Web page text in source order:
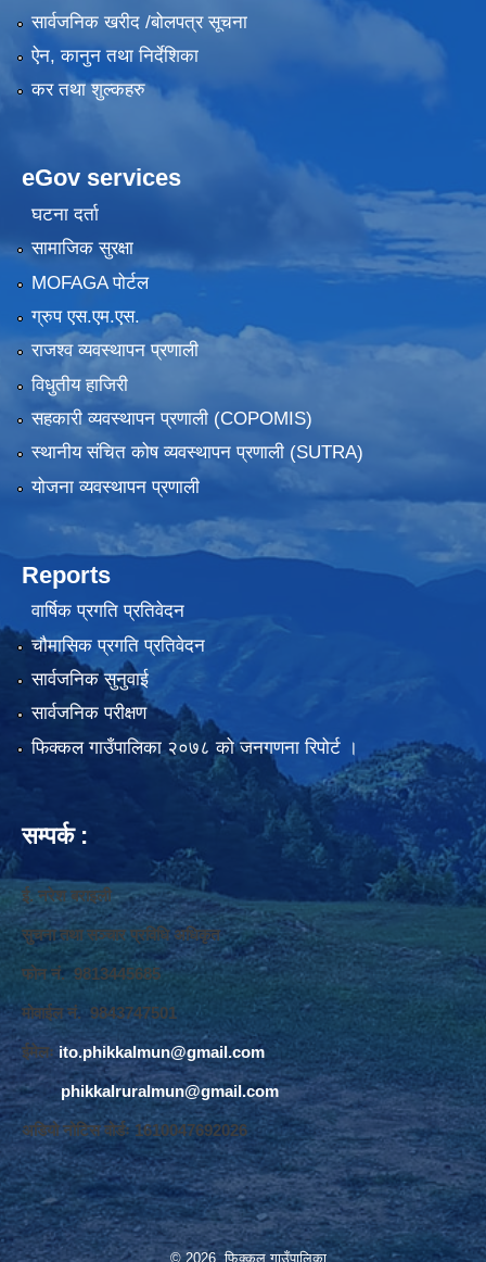
सार्वजनिक खरीद /बोलपत्र सूचना
ऐन, कानुन तथा निर्देशिका
कर तथा शुल्कहरु
eGov services
घटना दर्ता
सामाजिक सुरक्षा
MOFAGA पोर्टल
ग्रुप एस.एम.एस.
राजश्व व्यवस्थापन प्रणाली
विधुतीय हाजिरी
सहकारी व्यवस्थापन प्रणाली (COPOMIS)
स्थानीय संचित कोष व्यवस्थापन प्रणाली (SUTRA)
योजना व्यवस्थापन प्रणाली
Reports
वार्षिक प्रगति प्रतिवेदन
चौमासिक प्रगति प्रतिवेदन
सार्वजनिक सुनुवाई
सार्वजनिक परीक्षण
फिक्कल गाउँपालिका २०७८ को जनगणना रिपोर्ट ।
सम्पर्क :
ई. नरेश बराइली
सुचना तथा सञ्‍चार प्रविधि अधिकृत
फोन नं. 9813445685
मोवाईल नं. 9843747501
ईमेलः ito.phikkalmun@gmail.com
phikkalruralmun@gmail.com
अडियो नोटिस वोर्डः 1610047692026
© 2026 फिक्कल गाउँपालिका